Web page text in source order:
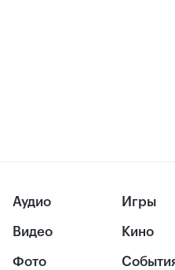
Аудио
Видео
Фото
Игры
Кино